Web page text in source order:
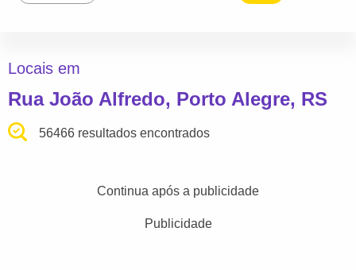
Locais em
Rua João Alfredo, Porto Alegre, RS
56466 resultados encontrados
Continua após a publicidade
Publicidade